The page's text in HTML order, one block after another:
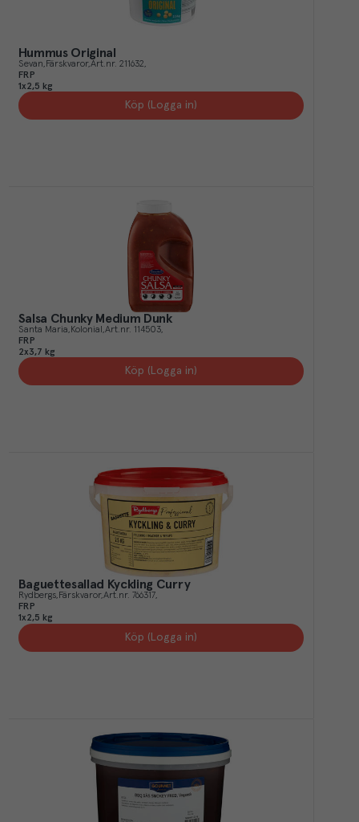
Hummus Original
Sevan Färskvaror Art.nr. 211632
FRP
1x2,5 kg
Köp (Logga in)
Salsa Chunky Medium Dunk
Santa Maria Kolonial Art.nr. 114503
FRP
2x3,7 kg
Köp (Logga in)
Baguettesallad Kyckling Curry
Rydbergs Färskvaror Art.nr. 766317
FRP
1x2,5 kg
Köp (Logga in)